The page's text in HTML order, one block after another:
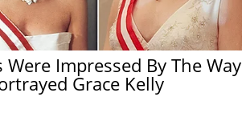
Were Impressed By The Way
Grace Kelly